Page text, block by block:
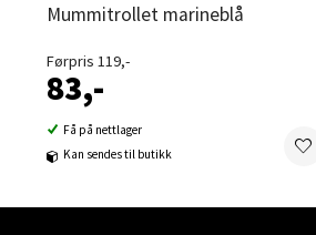
Mummitrollet marineblå
Førpris 119,-
83,-
Få på nettlager
Kan sendes til butikk
Sortland - Sortland